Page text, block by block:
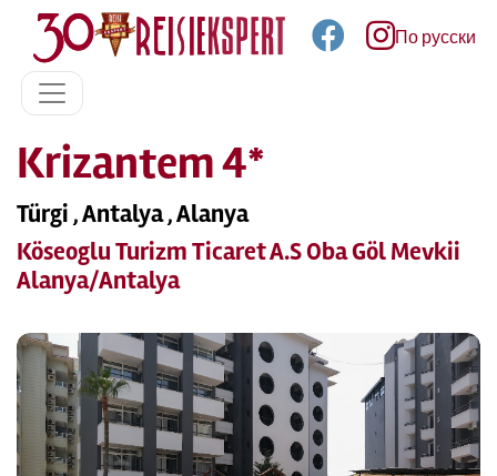
По русски
Krizantem 4*
Türgi , Antalya , Alanya
Köseoglu Turizm Ticaret A.S Oba Göl Mevkii
Alanya/Antalya